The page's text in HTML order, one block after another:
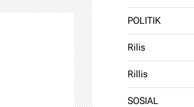
POLITIK
Rilis
Rillis
SOSIAL